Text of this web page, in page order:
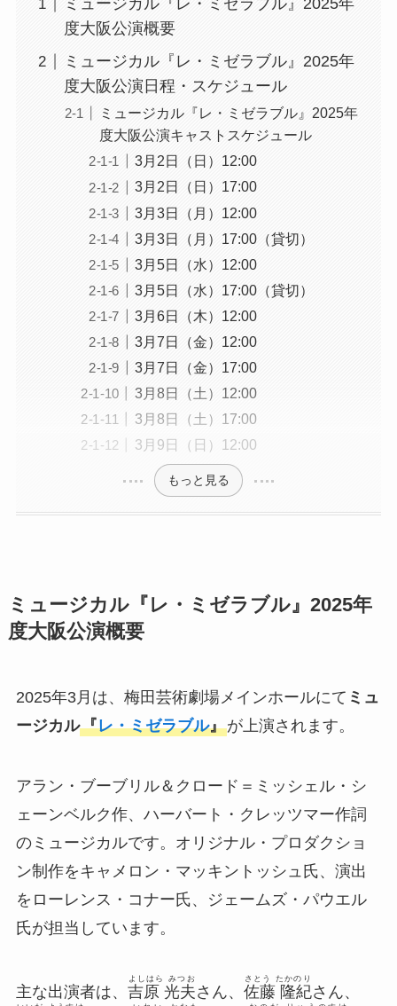
ミュージカル『レ・ミゼラブル』2025年
度大阪公演概要
ミュージカル『レ・ミゼラブル』2025年
度大阪公演日程・スケジュール
ミュージカル『レ・ミゼラブル』2025年
度大阪公演キャストスケジュール
3月2日（日）12:00
3月2日（日）17:00
3月3日（月）12:00
3月3日（月）17:00（貸切）
3月5日（水）12:00
3月5日（水）17:00（貸切）
3月6日（木）12:00
3月7日（金）12:00
3月7日（金）17:00
3月8日（土）12:00
3月8日（土）17:00
3月9日（日）12:00
もっと見る
ミュージカル『レ・ミゼラブル』2025年
度大阪公演概要
2025年3月は、梅田芸術劇場メインホールにて ミュ
ージカル『レ・ミゼラブル』が上演されます。
アラン・ブーブリル＆クロード＝ミッシェル・シ
ェーンベルク作、ハーバート・クレッツマー作詞
のミュージカルです。オリジナル・プロダクショ
ン制作をキャメロン・マッキントッシュ氏、演出
をローレンス・コナー氏、ジェームズ・パウエル
氏が担当しています。
主な出演者は、 吉原 光夫
よしはら みつお
さん、 佐藤 隆紀
さとう たかのり
さん、